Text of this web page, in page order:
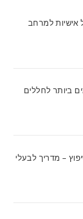
אישיות למרחב
ביותר לחללים
– מדריך לבעלי